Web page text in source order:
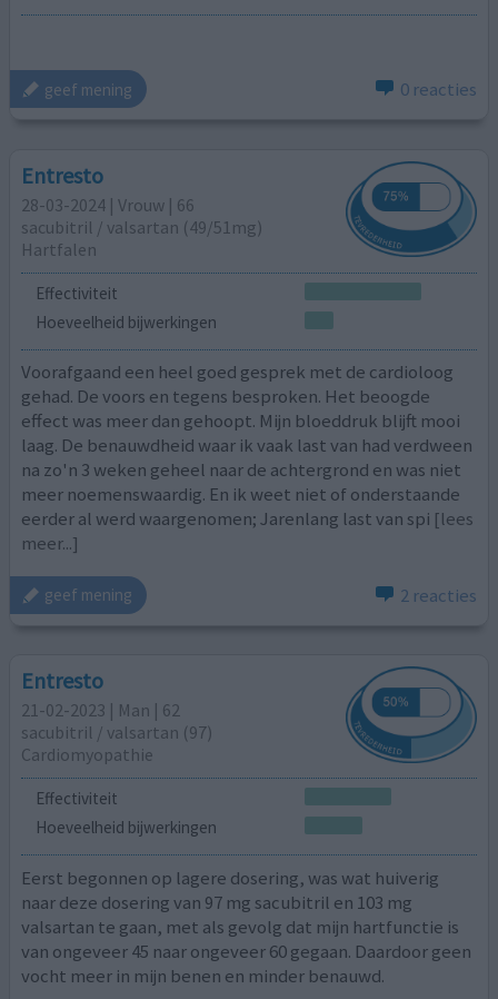
geef mening 0 reacties
Entresto
28-03-2024 | Vrouw | 66
sacubitril / ​valsartan (49/51mg)
Hartfalen
Effectiviteit
Hoeveelheid bijwerkingen
Voorafgaand een heel goed gesprek met de cardioloog
gehad. De voors en tegens besproken. Het beoogde
effect was meer dan gehoopt. Mijn bloeddruk blijft mooi
laag. De benauwdheid waar ik vaak last van had verdween
na zo'n 3 weken geheel naar de achtergrond en was niet
meer noemenswaardig. En ik weet niet of onderstaande
eerder al werd waargenomen; Jarenlang last van spi [lees
meer...]
geef mening 2 reacties
Entresto
21-02-2023 | Man | 62
sacubitril / ​valsartan (97)
Cardiomyopathie
Effectiviteit
Hoeveelheid bijwerkingen
Eerst begonnen op lagere dosering, was wat huiverig
naar deze dosering van 97 mg sacubitril en 103 mg
valsartan te gaan, met als gevolg dat mijn hartfunctie is
van ongeveer 45 naar ongeveer 60 gegaan. Daardoor geen
vocht meer in mijn benen en minder benauwd.